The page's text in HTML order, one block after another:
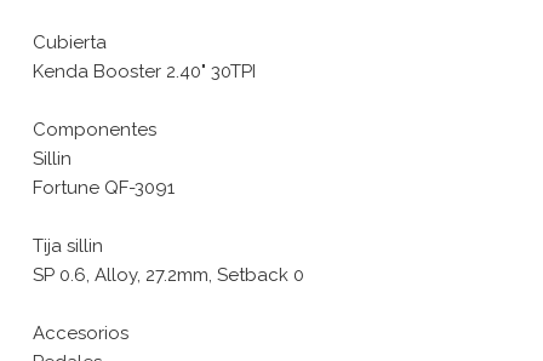
Cubierta
Kenda Booster 2.40" 30TPI
Componentes
Sillin
Fortune QF-3091
Tija sillin
SP 0.6, Alloy, 27.2mm, Setback 0
Accesorios